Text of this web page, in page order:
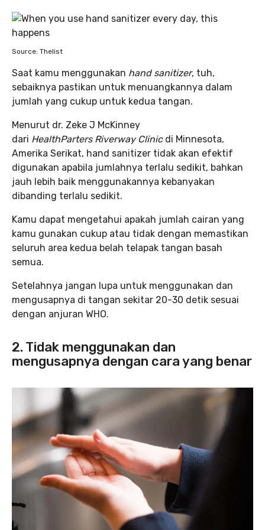
Source: Thelist
Saat kamu menggunakan hand sanitizer, tuh,
sebaiknya pastikan untuk menuangkannya dalam
jumlah yang cukup untuk kedua tangan.
Menurut dr. Zeke J McKinney
dari HealthParters Riverway Clinicdi Minnesota,
Amerika Serikat, hand sanitizer tidak akan efektif
digunakan apabila jumlahnya terlalu sedikit, bahkan
jauh lebih baik menggunakannya kebanyakan
dibanding terlalu sedikit.
Kamu dapat mengetahui apakah jumlah cairan yang
kamu gunakan cukup atau tidak dengan memastikan
seluruh area kedua belah telapak tangan basah
semua.
Setelahnya jangan lupa untuk menggunakan dan
mengusapnya di tangan sekitar 20-30 detik sesuai
dengan anjuran WHO.
2. Tidak menggunakan dan
mengusapnya dengan cara yang benar